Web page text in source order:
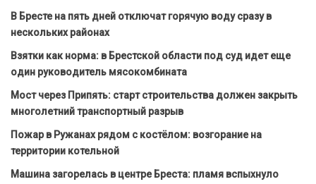
В Бресте на пять дней отключат горячую воду сразу в
нескольких районах
Взятки как норма: в Брестской области под суд идет еще
один руководитель мясокомбината
Мост через Припять: старт строительства должен закрыть
многолетний транспортный разрыв
Пожар в Ружанах рядом с костёлом: возгорание на
территории котельной
Машина загорелась в центре Бреста: пламя вспыхнуло